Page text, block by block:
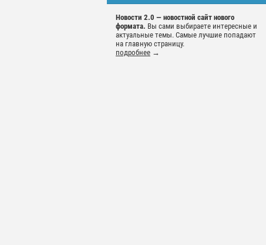
Новости 2.0 — новостной сайт нового
формата. Вы сами выбираете интересные и
актуальные темы. Самые лучшие попадают
на главную страницу.
подробнее →